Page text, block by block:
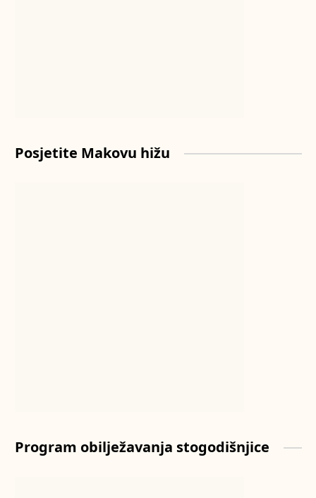
Posjetite Makovu hižu
Program obilježavanja stogodišnjice